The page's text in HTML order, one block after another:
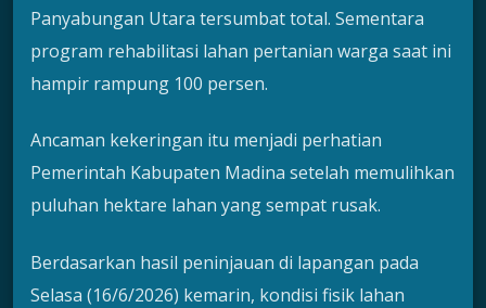
Panyabungan Utara tersumbat total. Sementara
program rehabilitasi lahan pertanian warga saat ini
hampir rampung 100 persen.
Ancaman kekeringan itu menjadi perhatian
Pemerintah Kabupaten Madina setelah memulihkan
puluhan hektare lahan yang sempat rusak.
Berdasarkan hasil peninjauan di lapangan pada
Selasa (16/6/2026) kemarin, kondisi fisik lahan